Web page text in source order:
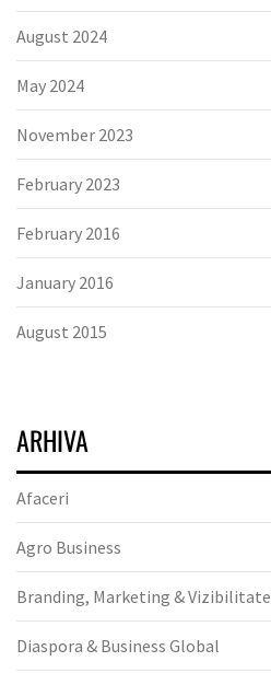
August 2024
May 2024
November 2023
February 2023
February 2016
January 2016
August 2015
ARHIVA
Afaceri
Agro Business
Branding, Marketing & Vizibilitate
Diaspora & Business Global